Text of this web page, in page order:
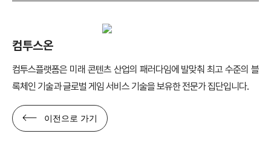
컴투스온
컴투스플랫폼은 미래 콘텐츠 산업의 패러다임에 발맞춰 최고 수준의 블
록체인 기술과 글로벌 게임 서비스 기술을 보유한 전문가 집단입니다.
이전으로 가기